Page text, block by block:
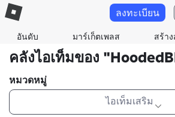
อันดับ มาร์เก็ตเพลส สร้า
ลงทะเบียน
คลังไอเท็มของ
หมวดหมู่
ไอเท็มเสริม